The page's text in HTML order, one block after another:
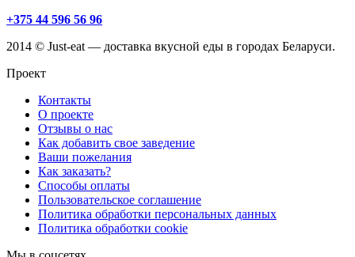
+375 44 596 56 96
2014 © Just-eat — доставка вкусной еды в городах Беларуси.
Проект
Контакты
О проекте
Отзывы о нас
Как добавить свое заведение
Ваши пожелания
Как заказать?
Способы оплаты
Пользовательское соглашение
Политика обработки персональных данных
Политика обработки cookie